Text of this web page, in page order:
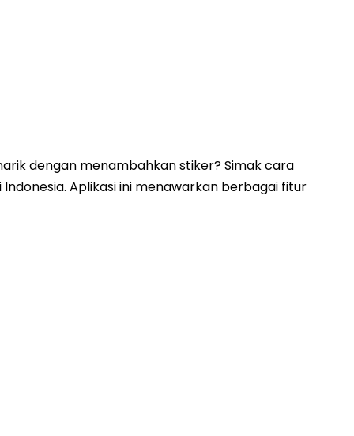
dengan menambahkan stiker? Simak cara
Aplikasi ini menawarkan berbagai fitur